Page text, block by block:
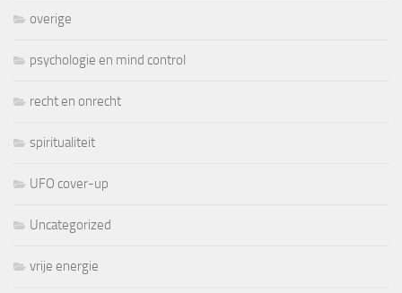
overige
psychologie en mind control
recht en onrecht
spiritualiteit
UFO cover-up
Uncategorized
vrije energie